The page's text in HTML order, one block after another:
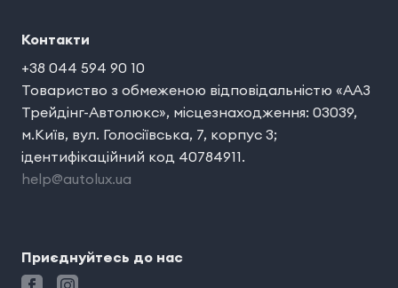
Контакти
+38 044 594 90 10
Товариство з обмеженою відповідальністю «ААЗ
Трейдінг-Автолюкс», місцезнаходження: 03039,
м.Київ, вул. Голосіївська, 7, корпус 3;
ідентифікаційний код 40784911.
help@autolux.ua
Приєднуйтесь до нас